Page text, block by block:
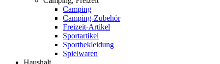
Camping
Camping-Zubehör
Freizeit-Artikel
Sportartikel
Sportbekleidung
Spielwaren
Haushalt